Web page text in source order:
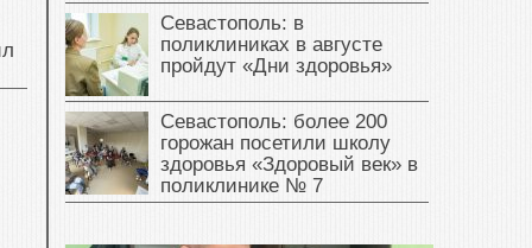
Севастополь: в
поликлиниках в августе
пройдут «Дни здоровья»
Севастополь: более 200
горожан посетили школу
здоровья «Здоровый век» в
поликлинике № 7